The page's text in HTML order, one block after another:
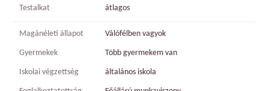
Testalkat átlagos
Magánéleti állapot Válófélben vagyok
Gyermekek Több gyermekem van
Iskolai végzettség általános iskola